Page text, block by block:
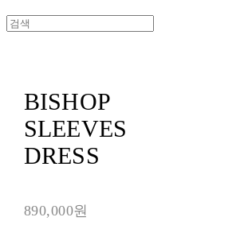
BISHOP
SLEEVES
DRESS
890,000원